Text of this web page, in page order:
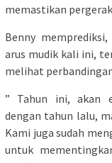
memastikan
Benny
arus mudik kali ini,
melihat
” Tahun ini, akan
dengan tahun lalu,
Kami juga sudah
untuk